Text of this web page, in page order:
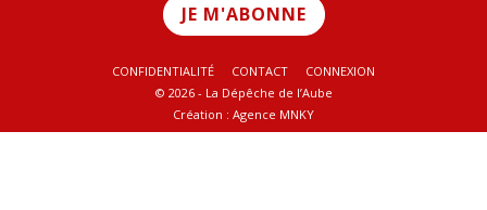
JE M'ABONNE
CONFIDENTIALITÉ CONTACT
CONNEXION
© 2026 - La Dépêche de l’Aube
Création : Agence MNKY